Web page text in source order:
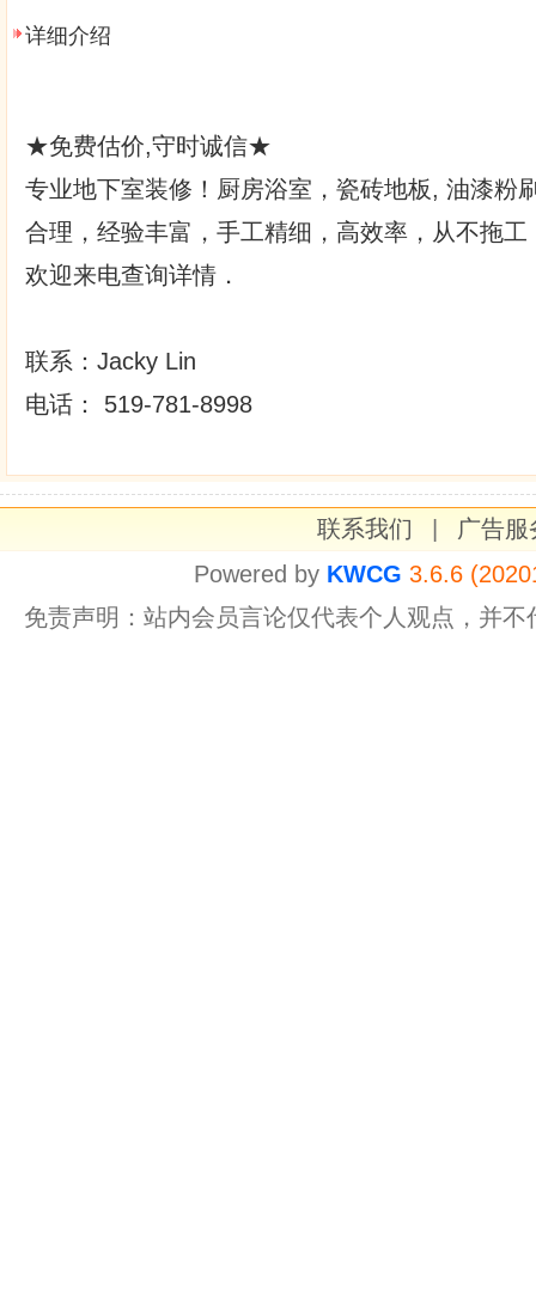
详细介绍
★免费估价,守时诚信★
专业地下室装修！厨房浴室，瓷砖地板, 油漆粉
合理，经验丰富，手工精细，高效率，从不拖
欢迎来电查询详情．
联系：Jacky Lin
电话： 519-781-8998
联系我们
广告服
Powered by KWCG 3.6.6
免责声明：站内会员言论仅代表个人观点，并